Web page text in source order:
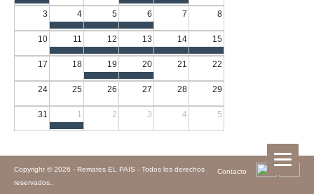
3 4 5 6 7 8
10 11 12 13 14 15
17 18 19 20 21 22
24 25 26 27 28 29
31 1 2 3 4 5
Contacto
Copyright © 2026 - Remates EL PAIS - Todos los derechos
reservados.